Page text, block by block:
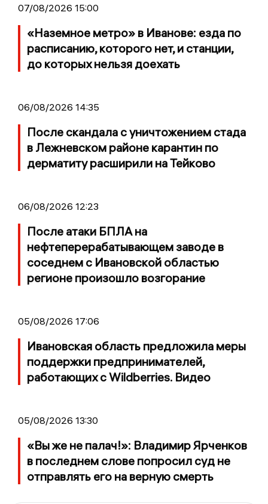
07/08/2026 15:00
«Наземное метро» в Иванове: езда по
расписанию, которого нет, и станции,
до которых нельзя доехать
06/08/2026 14:35
После скандала с уничтожением стада
в Лежневском районе карантин по
дерматиту расширили на Тейково
06/08/2026 12:23
После атаки БПЛА на
нефтеперерабатывающем заводе в
соседнем с Ивановской областью
регионе произошло возгорание
05/08/2026 17:06
Ивановская область предложила меры
поддержки предпринимателей,
работающих с Wildberries. Видео
05/08/2026 13:30
«Вы же не палач!»: Владимир Ярченков
в последнем слове попросил суд не
отправлять его на верную смерть